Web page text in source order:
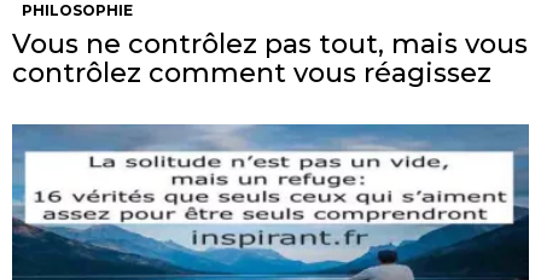
PHILOSOPHIE
Vous ne contrôlez pas tout, mais vous
contrôlez comment vous réagissez